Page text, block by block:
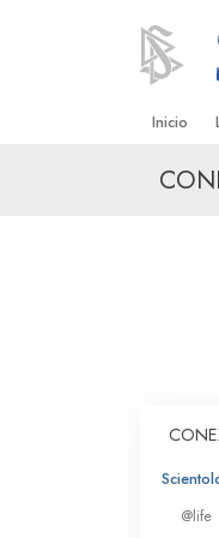
Inicio
@life